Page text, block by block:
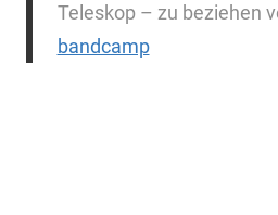
Teleskop – zu beziehen
bandcamp